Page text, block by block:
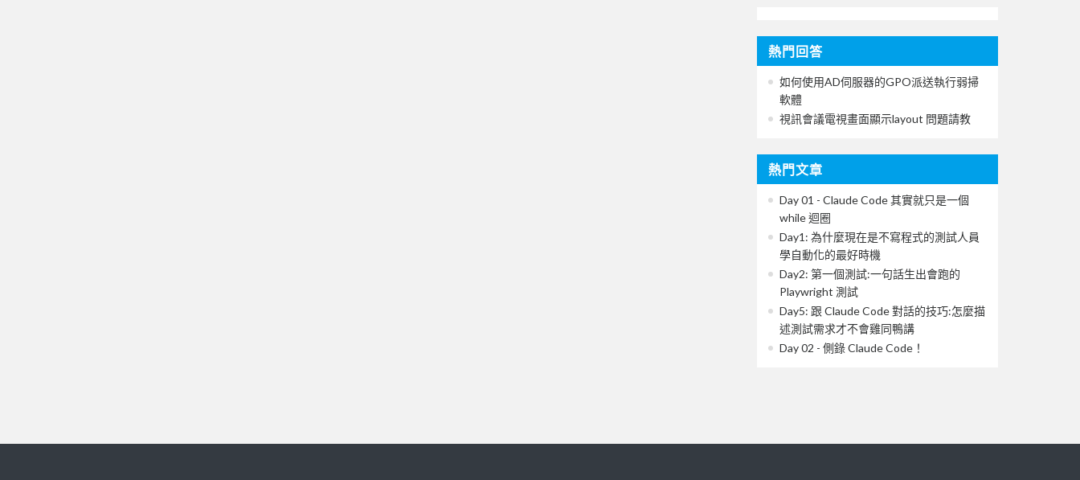
熱門回答
如何使用AD伺服器的GPO派送執行弱掃
軟體
視訊會議電視畫面顯示layout 問題請教
熱門文章
Day 01 - Claude Code 其實就只是一個
while 迴圈
Day1: 為什麼現在是不寫程式的測試人員
學自動化的最好時機
Day2: 第一個測試:一句話生出會跑的
Playwright 測試
Day5: 跟 Claude Code 對話的技巧:怎麼描
述測試需求才不會雞同鴨講
Day 02 - 側錄 Claude Code！